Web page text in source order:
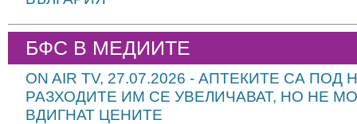
БФС В МЕДИИТЕ
ON AIR TV, 27.07.2026 - АПТЕКИТЕ СА ПОД
РАЗХОДИТЕ ИМ СЕ УВЕЛИЧАВАТ, НО НЕ
ВДИГНАТ ЦЕНИТЕ